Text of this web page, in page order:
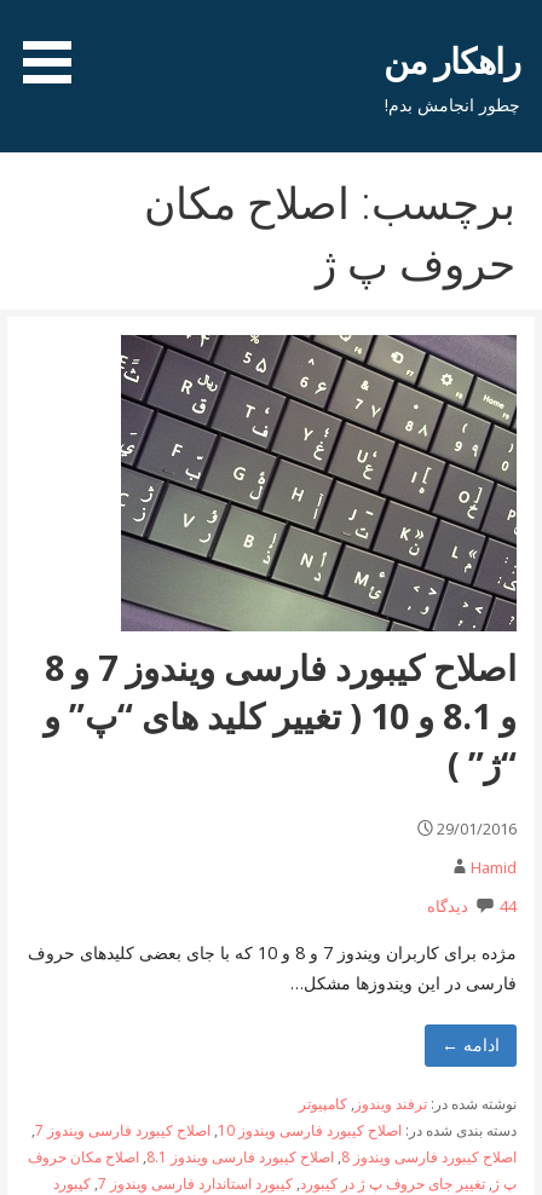
محتواراهکار من
چطور انجامش بدم!
برچسب: اصلاح مکان
حروف پ ژ
اصلاح کیبورد فارسی ویندوز 7 و 8
و 8.1 و 10 ( تغییر کلید های “پ” و
“ژ” )
29/01/2016
Hamid
44 دیدگاه
مژده برای کاربران ویندوز 7 و 8 و 10 که با جای بعضی کلیدهای حروف
فارسی در این ویندوزها مشکل…
ادامه ←
نوشته شده در: ترفند ویندوز , کامپیوتر
دسته بندی شده در: اصلاح کیبورد فارسی ویندوز 10 , اصلاح کیبورد فارسی ویندوز 7
,
اصلاح کیبورد فارسی ویندوز 8
, اصلاح کیبورد فارسی ویندوز 8.1 , اصلاح مکان حروف
پ ژ , تغییر جای حروف پ ژ در کیبورد, کیبورد استاندارد فارسی ویندوز 7 , کیبورد